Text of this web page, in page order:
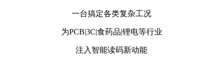
一台搞定各类复杂工况
为PCB|3C|食药品|锂电等行业
注入智能读码新动能